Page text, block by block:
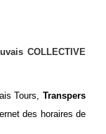
COLLECTIVE
Tours,Transpers
des horaires de